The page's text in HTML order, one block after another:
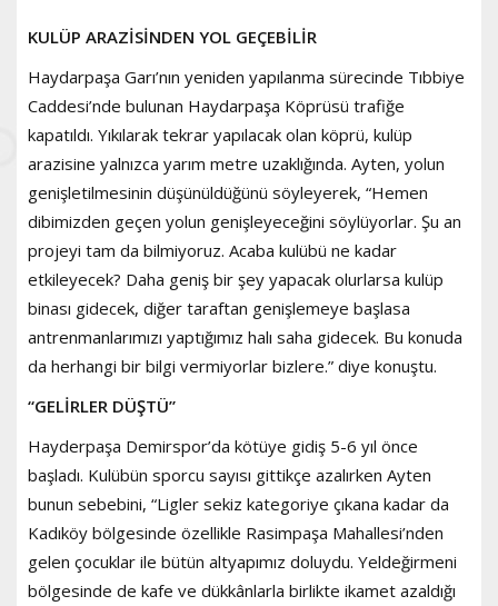
KULÜP ARAZİSİNDEN YOL GEÇEBİLİR
Haydarpaşa Garı’nın yeniden yapılanma sürecinde Tıbbiye
Caddesi’nde bulunan Haydarpaşa Köprüsü trafiğe
kapatıldı. Yıkılarak tekrar yapılacak olan köprü, kulüp
arazisine yalnızca yarım metre uzaklığında. Ayten, yolun
genişletilmesinin düşünüldüğünü söyleyerek, “Hemen
dibimizden geçen yolun genişleyeceğini söylüyorlar. Şu an
projeyi tam da bilmiyoruz. Acaba kulübü ne kadar
etkileyecek? Daha geniş bir şey yapacak olurlarsa kulüp
binası gidecek, diğer taraftan genişlemeye başlasa
antrenmanlarımızı yaptığımız halı saha gidecek. Bu konuda
da herhangi bir bilgi vermiyorlar bizlere.” diye konuştu.
“GELİRLER DÜŞTÜ”
Hayderpaşa Demirspor’da kötüye gidiş 5-6 yıl önce
başladı. Kulübün sporcu sayısı gittikçe azalırken Ayten
bunun sebebini, “Ligler sekiz kategoriye çıkana kadar da
Kadıköy bölgesinde özellikle Rasimpaşa Mahallesi’nden
gelen çocuklar ile bütün altyapımız doluydu. Yeldeğirmeni
bölgesinde de kafe ve dükkânlarla birlikte ikamet azaldığı